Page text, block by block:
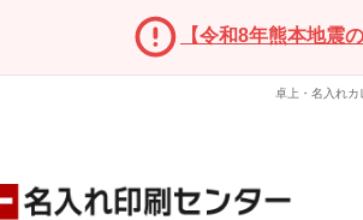
【令和8年熊本地震
卓上・名入れ